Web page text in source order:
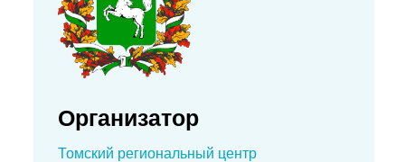
Томский региональный центр
Организатор